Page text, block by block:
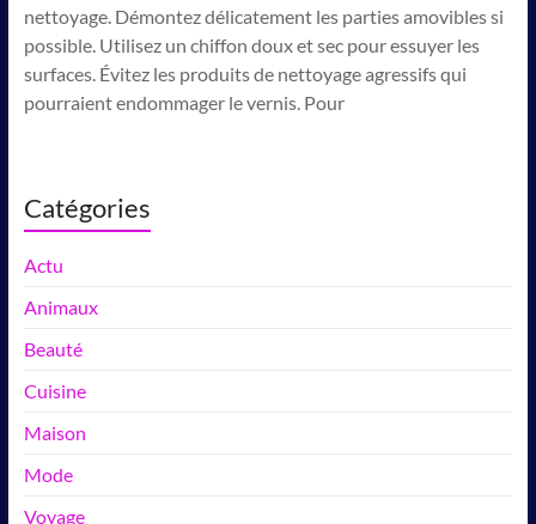
nettoyage. Démontez délicatement les parties amovibles si
possible. Utilisez un chiffon doux et sec pour essuyer les
surfaces. Évitez les produits de nettoyage agressifs qui
pourraient endommager le vernis. Pour
Catégories
Actu
Animaux
Beauté
Cuisine
Maison
Mode
Voyage